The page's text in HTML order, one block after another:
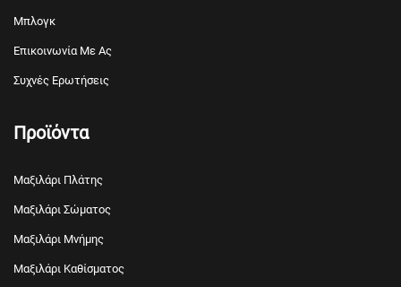
Μπλογκ
Επικοινωνία Με Ας
Συχνές Ερωτήσεις
Προϊόντα
Μαξιλάρι Πλάτης
Μαξιλάρι Σώματος
Μαξιλάρι Μνήμης
Μαξιλάρι Καθίσματος